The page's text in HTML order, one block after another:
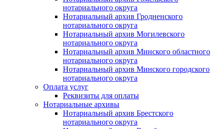
нотариального округа
Нотариальный архив Гродненского
нотариального округа
Нотариальный архив Могилевского
нотариального округа
Нотариальный архив Минского областного
нотариального округа
Нотариальный архив Минского городского
нотариального округа
Оплата услуг
Реквизиты для оплаты
Нотариальные архивы
Нотариальный архив Брестского
нотариального округа